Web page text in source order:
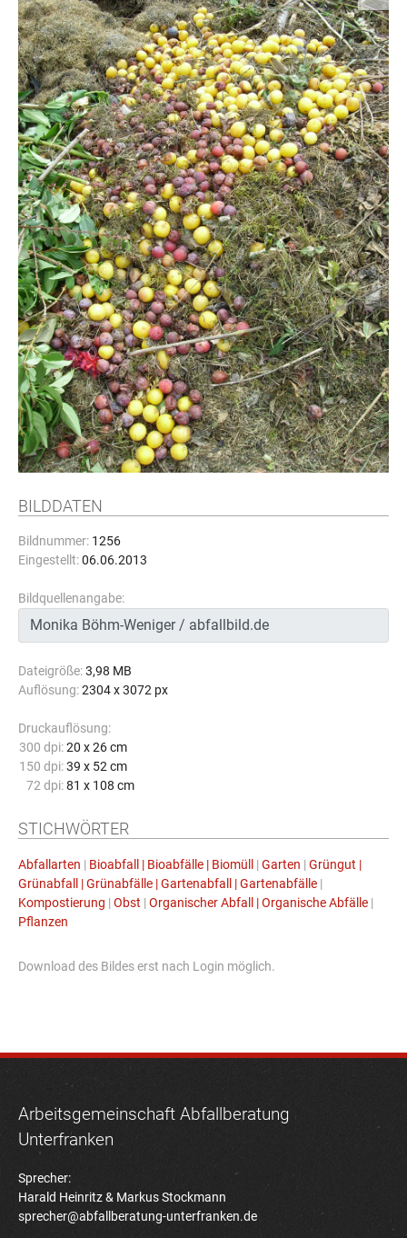
BILDDATEN
Bildnummer: 1256
Eingestellt:06.06.2013
Bildquellenangabe:
Dateigröße:3,98 MB
Auflösung:2304 x 3072 px
Druckauflösung:
300 dpi: 20 x 26 cm
150 dpi: 39 x 52 cm
72 dpi: 81 x 108 cm
STICHWÖRTER
Abfallarten | Bioabfall | Bioabfälle | Biomüll | Garten | Grüngut |
Grünabfall | Grünabfälle | Gartenabfall | Gartenabfälle |
Kompostierung | Obst | Organischer Abfall | Organische Abfälle |
Pflanzen
Download des Bildes erst nach Login möglich.
Arbeitsgemeinschaft Abfallberatung
Unterfranken
Sprecher:
Harald Heinritz & Markus Stockmann
sprecher@abfallberatung-unterfranken.de